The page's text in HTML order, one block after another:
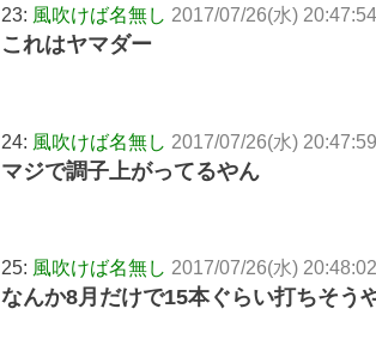
23: 風吹けば名無し 2017/07/26(水)
これはヤマダー
24: 風吹けば名無し 2017/07/26(水)
マジで調子上がってるやん
25: 風吹けば名無し 2017/07/26(水)
なんか8月だけで15本ぐらい打ちそう